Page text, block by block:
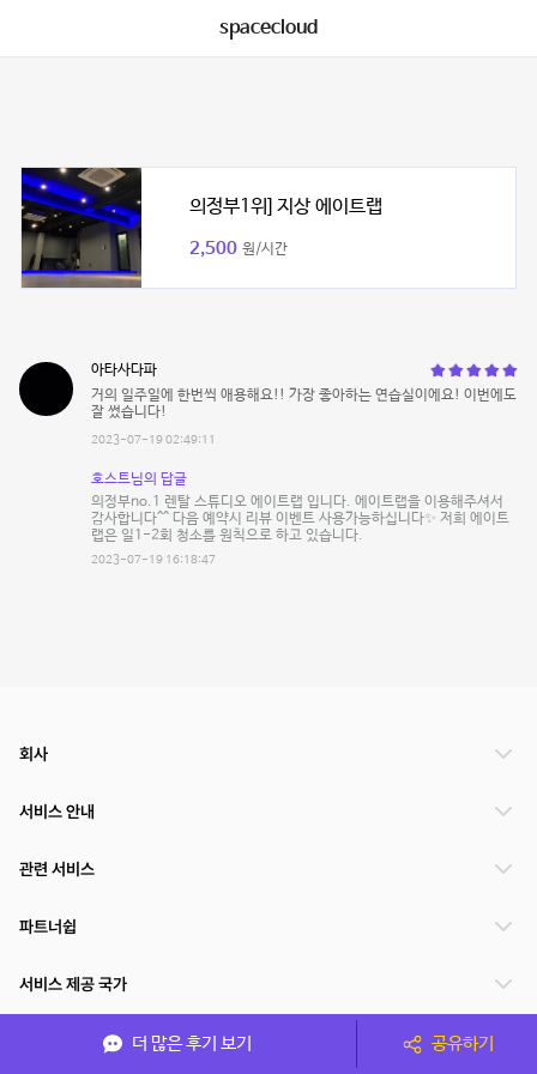
spacecloud
의정부1위] 지상 에이트랩
2,500 원/시간
아타사다파
거의 일주일에 한번씩 애용해요!! 가장 좋아하는 연습실이에요! 이번에도
잘 썼습니다!
2023-07-19 02:49:11
호스트님의 답글
의정부no.1 렌탈 스튜디오 에이트랩 입니다. 에이트랩을 이용해주셔서
감사합니다^^ 다음 예약시 리뷰 이벤트 사용가능하십니다✨ 저희 에이트
랩은 일1-2회 청소를 원칙으로 하고 있습니다.
2023-07-19 16:18:47
더 많은 후기 보기 공유하기
회사
서비스 안내
관련 서비스
파트너쉽
서비스 제공 국가